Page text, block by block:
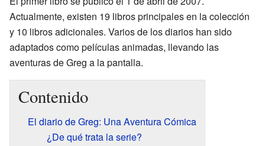
Actualmente, existen 19 libros principales en la colección
y 10 libros adicionales. Varios de los diarios han sido
adaptados como películas animadas, llevando las
aventuras de Greg a la pantalla.
Contenido
El diario de Greg: Una Aventura Cómica
¿De qué trata la serie?